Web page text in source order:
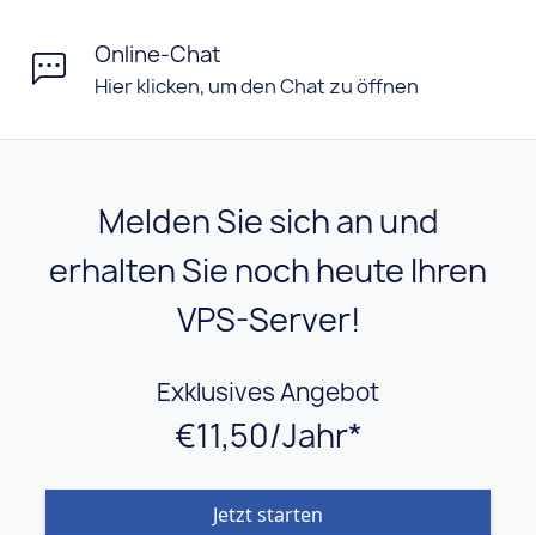
Online-Chat
Hier klicken, um den Chat zu öffnen
Melden Sie sich an und
erhalten Sie noch heute Ihren
VPS-Server!
Exklusives Angebot
€11,50/Jahr*
Jetzt starten